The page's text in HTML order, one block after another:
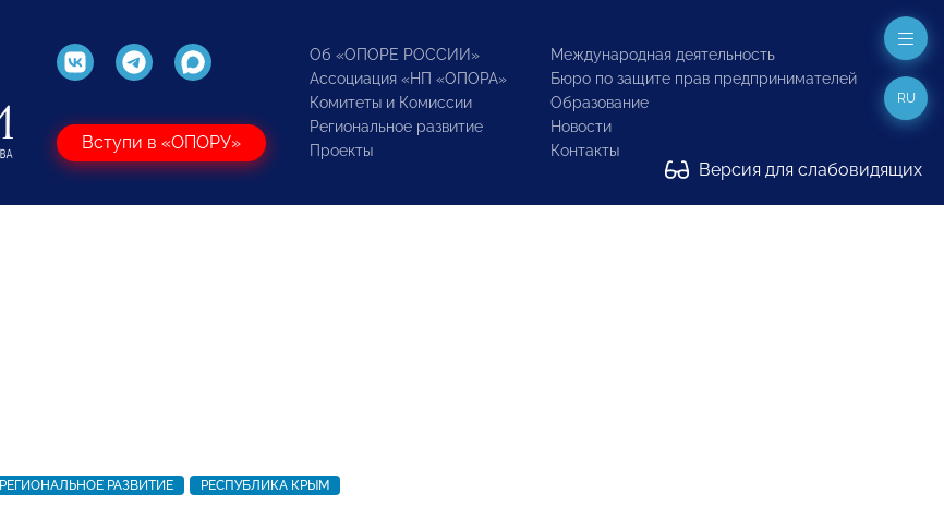
Вступи в «ОПОРУ»
Об «ОПОРЕ РОССИИ»
Ассоциация «НП «ОПОРА»
Комитеты и Комиссии
Региональное развитие
Проекты
Международная деятельность
Бюро по защите прав предпринимателей
Образование
Новости
Контакты
Версия для слабовидящих
RU
РЕГИОНАЛЬНОЕ РАЗВИТИЕ РЕСПУБЛИКА КРЫМ